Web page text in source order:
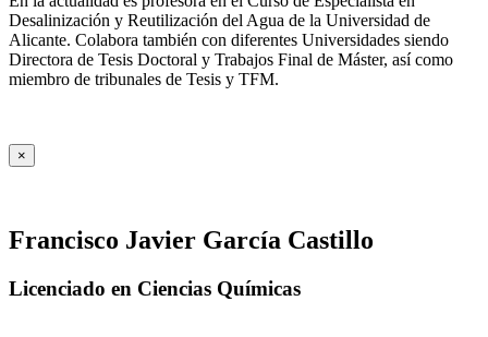
Desalinización y Reutilización del Agua de la Universidad de
Alicante. Colabora también con diferentes Universidades siendo
Directora de Tesis Doctoral y Trabajos Final de Máster, así como
miembro de tribunales de Tesis y TFM.
×
Francisco Javier García Castillo
Licenciado en Ciencias Químicas